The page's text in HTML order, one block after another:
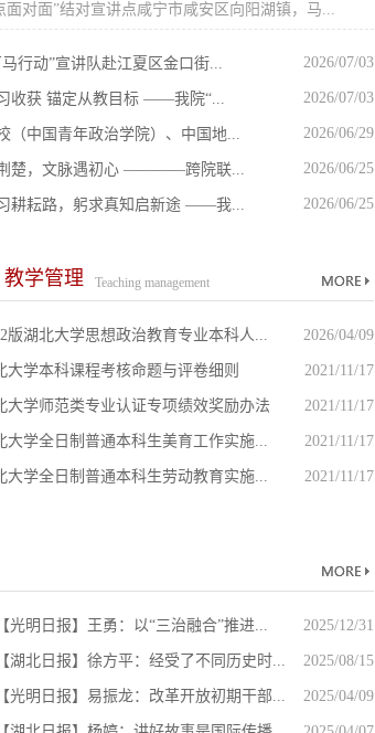
面对面”结对宣讲点咸宁市咸安区向阳湖镇，马...
行动”宣讲队赴江夏区金口街... 2026/07/03
收获 锚定从教目标 ——我院“... 2026/07/03
（中国青年政治学院）、中国地... 2026/06/29
楚，文脉遇初心 ————跨院联... 2026/06/25
耕耘路，躬求真知启新途 ——我... 2026/06/25
教学管理 Teaching management
版湖北大学思想政治教育专业本科人... 2026/04/09
大学本科课程考核命题与评卷细则 2021/11/17
大学师范类专业认证专项绩效奖励办法 2021/11/17
大学全日制普通本科生美育工作实施... 2021/11/17
大学全日制普通本科生劳动教育实施... 2021/11/17
【光明日报】王勇：以“三治融合”推进... 2025/12/31
【湖北日报】徐方平：经受了不同历史时... 2025/08/15
【光明日报】易振龙：改革开放初期干部... 2025/04/09